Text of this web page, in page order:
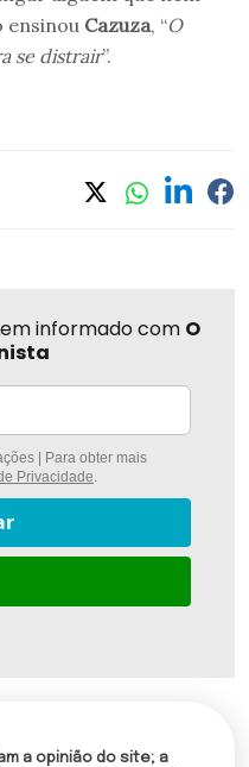
ensinou Cazuza, “O
se distrair”.
informado com O
| Para obter mais
Privacidade.
a opinião do site; a